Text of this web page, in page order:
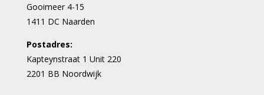
Gooimeer 4-15
1411 DC Naarden
Postadres:
Kapteynstraat 1 Unit 220
2201 BB Noordwijk